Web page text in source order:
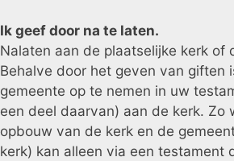
Ik geef door na te laten.
Nalaten aan de plaatselijke kerk of
Behalve door het geven van giften
gemeente op te nemen in uw
een deel daarvan) aan de kerk.
opbouw van de kerk en de
kerk) kan alleen via een testament